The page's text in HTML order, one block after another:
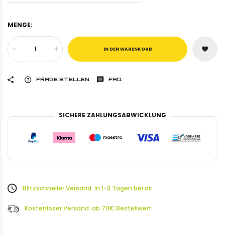
MENGE:
- + IN DEN WARENKORB
FRAGE STELLEN FAQ
SICHERE ZAHLUNGSABWICKLUNG
Blitzschneller Versand: In 1-3 Tagen bei dir
Kostenloser Versand: ab 70€ Bestellwert